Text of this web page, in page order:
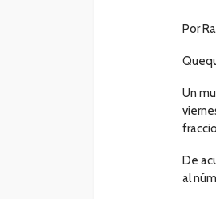
Por
Un
De
al